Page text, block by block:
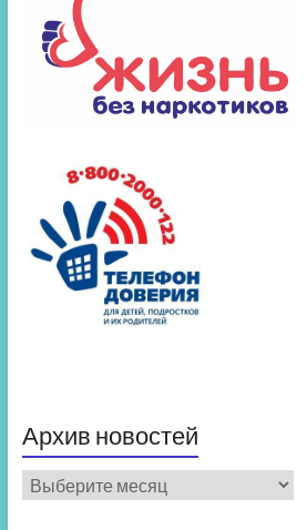
Архив новостей
Архив
новостей